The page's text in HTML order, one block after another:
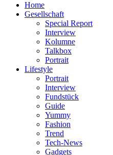
Home
Gesellschaft
Special Report
Interview
Kolumne
Talkbox
Portrait
Lifestyle
Portrait
Interview
Fundstück
Guide
Yummy
Fashion
Trend
Tech-News
Gadgets